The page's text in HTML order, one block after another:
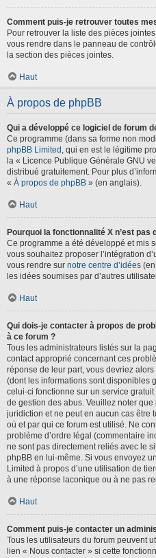
Comment puis-je retrouver toutes
Pour retrouver la liste des pièces
vous rendre dans le panneau de
la section des pièces jointes.
Haut
À propos de phpBB
Qui a développé ce logiciel de forum
Ce programme (dans sa forme non
phpBB Limited , qui en est le légitime
la « Licence Publique Générale GNU
distribué gratuitement. Pour plus
« À propos de phpBB » (en anglais).
Haut
Pourquoi la fonctionnalité X n’est pas
Ce programme a été développé et mis
vous souhaitez proposer l’intégration
vous rendre sur notre centre d’idées
les idées soumises par d’autres
Haut
Qui dois-je contacter à propos de
à ce forum ?
Tous les administrateurs listés sur la
contact approprié concernant ces
réponse de leur part, vous devriez
(dont les informations sont disponibles
celui-ci fonctionne sur un service
de gestion des abus. Veuillez noter
juridiction et ne peut en aucun cas être
où et par qui ce forum est utilisé. Ne
problème d’ordre légal (commentaire
ne sont pas directement reliés avec le
phpBB en lui-même. Si vous envoyez
Limited à propos d’une utilisation de
à une réponse laconique ou à ne pas
Haut
Comment puis-je contacter un
Tous les utilisateurs du forum peuvent
lien « Nous contacter » si cette